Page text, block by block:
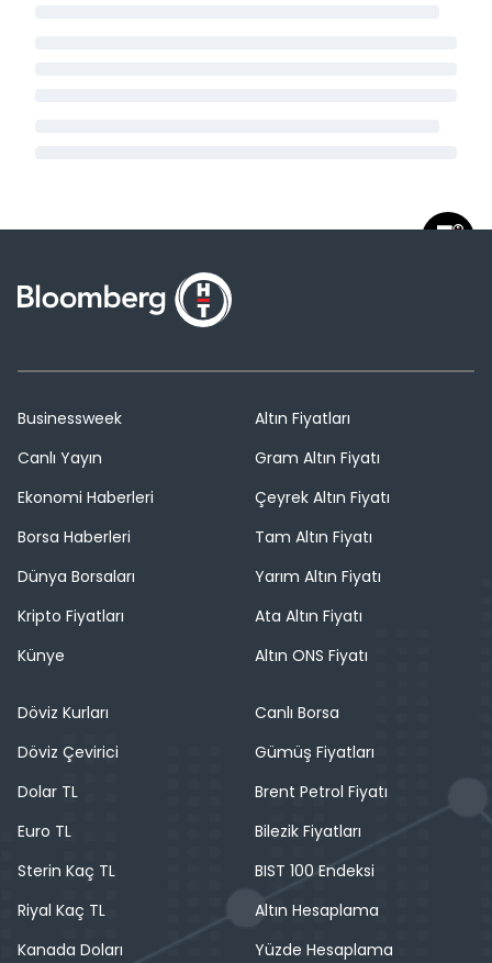
Businessweek
Canlı Yayın
Ekonomi Haberleri
Borsa Haberleri
Dünya Borsaları
Kripto Fiyatları
Künye
Altın Fiyatları
Gram Altın Fiyatı
Çeyrek Altın Fiyatı
Tam Altın Fiyatı
Yarım Altın Fiyatı
Ata Altın Fiyatı
Altın ONS Fiyatı
Döviz Kurları
Döviz Çevirici
Dolar TL
Euro TL
Sterin Kaç TL
Riyal Kaç TL
Kanada Doları
Canlı Borsa
Gümüş Fiyatları
Brent Petrol Fiyatı
Bilezik Fiyatları
BIST 100 Endeksi
Altın Hesaplama
Yüzde Hesaplama